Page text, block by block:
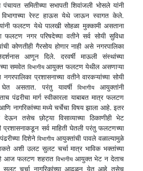
पंचायत समितीच्या सभापती शिवांजली भोसले यांनी
विभागाच्या रेस्ट हाऊस येथे जाऊन स्वागत केले.
फलटण येथे पालखी सोहळा मुक्कामी असताना
फलटण नगर परिषदेच्या वतीने सर्व सोयी सुविधा
कोणतीही गैरसोय होणार नाही असे नगरपालिका
आणून दिले. दरवर्षी माऊली संस्थांच्या
समवेत विभागीय आयुक्त फलटण येथील असणाऱ्या
प्रशासनाच्या वतीने वारकऱ्यांच्या सोयी
घेत असतात. परंतु यावर्षीविभागीय
आयुक्तांनी
पंढरीचा मार्ग स्वीकारला याबाबत मात्र फलटण
नागरिकांच्या मध्ये चर्चेचा विषय झाला आहे. इतर
तसेच छोट्या विसाव्याच्या ठिकाणीही भेट
प्रशासनाकडून सर्व माहिती घेतली परंतु फलटणच्या
दिशेनेविभागीय आयुक्तांची पावले वळाल्यामुळे
अशी उलट सुलट चर्चा मात्र भाविक भक्तांच्या
आज फलटण शहरात विभागीय आयुक्त भेट न देताच
सुलट चर्चा नागरिकांच्या आढळून येत आहे तसेच